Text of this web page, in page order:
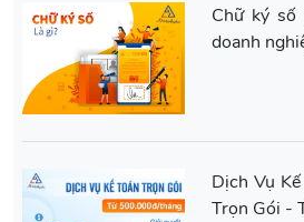
Chữ ký số
doanh
Dịch Vụ
Trọn Gói -